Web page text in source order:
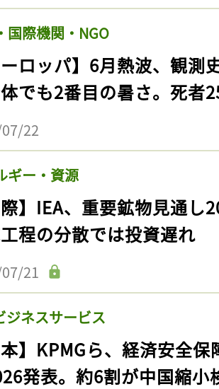
国際機関・NGO
ーロッパ】6月熱波、観
でも2番目の暑さ。死者
22
ギー・資源
際】IEA、重要鉱物見通
程の分散では投資遅れ
21
ジネスサービス
本】KPMGら、経済安全
発表。約6割が中国縮小